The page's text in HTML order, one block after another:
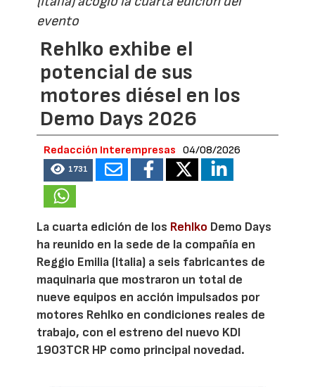
evento
Rehlko exhibe el
potencial de sus
motores diésel en los
Demo Days 2026
Redacción Interempresas 04/08/2026
1731
La cuarta edición de los Rehlko Demo Days
ha reunido en la sede de la compañía en
Reggio Emilia (Italia) a seis fabricantes de
maquinaria que mostraron un total de
nueve equipos en acción impulsados por
motores Rehlko en condiciones reales de
trabajo, con el estreno del nuevo KDI
1903TCR HP como principal novedad.